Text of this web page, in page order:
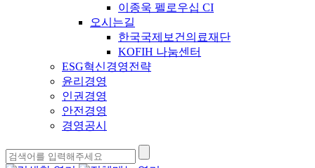
이종욱 펠로우십 CI
오시는길
한국국제보건의료재단
KOFIH 나눔센터
ESG혁신경영전략
윤리경영
인권경영
안전경영
경영공시